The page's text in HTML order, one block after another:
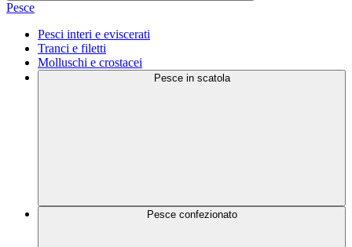
Pesce
Pesci interi e eviscerati
Tranci e filetti
Molluschi e crostacei
Pesce in scatola
Pesce confezionato